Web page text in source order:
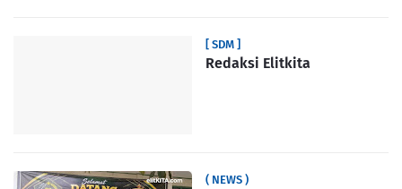
[ SDM ]
Redaksi Elitkita
( NEWS )